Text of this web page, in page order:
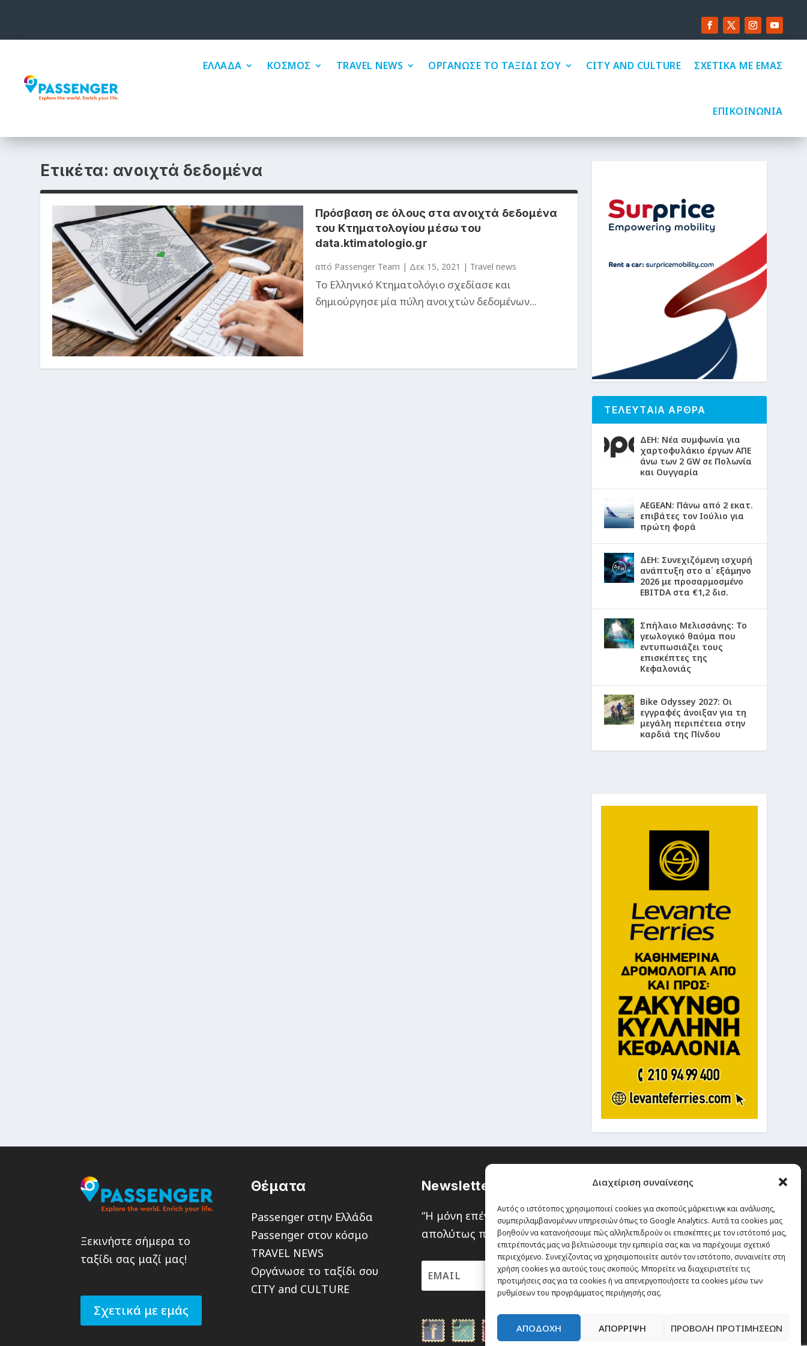
Διαχείριση συναίνεσης
Αυτός ο ιστότοπος χρησιμοποιεί cookies για σκοπούς μάρκετινγκ και ανάλυσης,
συμπεριλαμβανομένων υπηρεσιών όπως το Google Analytics. Αυτά τα cookies μας
βοηθούν να κατανοήσουμε πώς αλληλεπιδρούν οι επισκέπτες με τον ιστότοπό μας,
επιτρέποντάς μας να βελτιώσουμε την εμπειρία σας και να παρέχουμε σχετικό
περιεχόμενο. Συνεχίζοντας να χρησιμοποιείτε αυτόν τον ιστότοπο, συναινείτε στη
χρήση cookies για αυτούς τους σκοπούς. Μπορείτε να διαχειριστείτε τις
προτιμήσεις σας για τα cookies ή να απενεργοποιήσετε τα cookies μέσω των
ρυθμίσεων του προγράμματος περιήγησής σας.
ΑΠΟΔΟΧΗ ΑΠΟΡΡΙΨΗ ΠΡΟΒΟΛΗ ΠΡΟΤΙΜΗΣΕΩΝ
ΕΛΛΑΔΑ ΚΟΣΜΟΣ TRAVEL NEWS ΟΡΓΑΝΩΣΕ ΤΟ ΤΑΞΙΔΙ ΣΟΥ CITY AND CULTURE ΣΧΕΤΙΚΑ ΜΕ ΕΜΑΣ
ΕΠΙΚΟΙΝΩΝΙΑ
Ετικέτα: ανοιχτά δεδομένα
Πρόσβαση σε όλους στα ανοιχτά δεδομένα
του Κτηματολογίου μέσω του
data.ktimatologio.gr
από Passenger Team | Δεκ 15, 2021 | Travel news
Το Ελληνικό Κτηματολόγιο σχεδίασε και
δημιούργησε μία πύλη ανοιχτών δεδομένων...
ΤΕΛΕΥΤΑΙΑ ΑΡΘΡΑ
ΔΕΗ: Νέα συμφωνία για
χαρτοφυλάκιο έργων ΑΠΕ
άνω των 2 GW σε Πολωνία
και Ουγγαρία
AEGEAN: Πάνω από 2 εκατ.
επιβάτες τον Ιούλιο για
πρώτη φορά
ΔΕΗ: Συνεχιζόμενη ισχυρή
ανάπτυξη στο α΄ εξάμηνο
2026 με προσαρμοσμένο
EBITDA στα €1,2 δισ.
Σπήλαιο Μελισσάνης: Το
γεωλογικό θαύμα που
εντυπωσιάζει τους
επισκέπτες της
Κεφαλονιάς
Bike Odyssey 2027: Οι
εγγραφές άνοιξαν για τη
μεγάλη περιπέτεια στην
καρδιά της Πίνδου
Ξεκινήστε σήμερα το
ταξίδι σας μαζί μας!
Σχετικά με εμάς
Θέματα
Passenger στην Ελλάδα
Passenger στον κόσμο
TRAVEL NEWS
Οργάνωσε το ταξίδι σου
CITY and CULTURE
Newsletter
“H μόνη επένδυση από την οποία δεν έχεις καμία
απολύτως πιθανότητα να χάσεις, είναι τα ταξίδια.”
Εγγραφή